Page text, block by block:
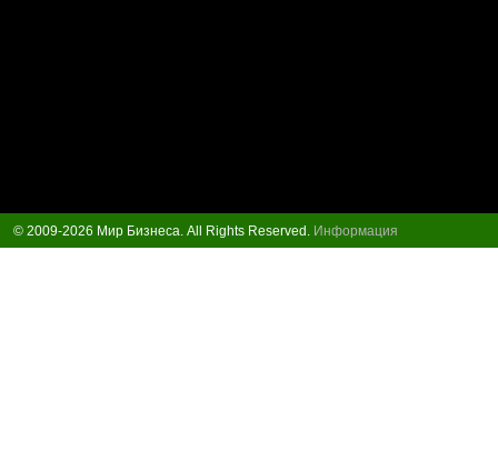
© 2009-2026 Мир Бизнеса. All Rights Reserved. Информация